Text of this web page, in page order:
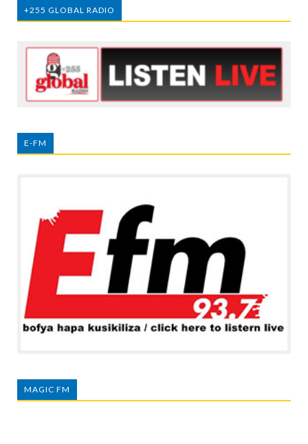
+255 GLOBAL RADIO
E-FM
MAGIC FM